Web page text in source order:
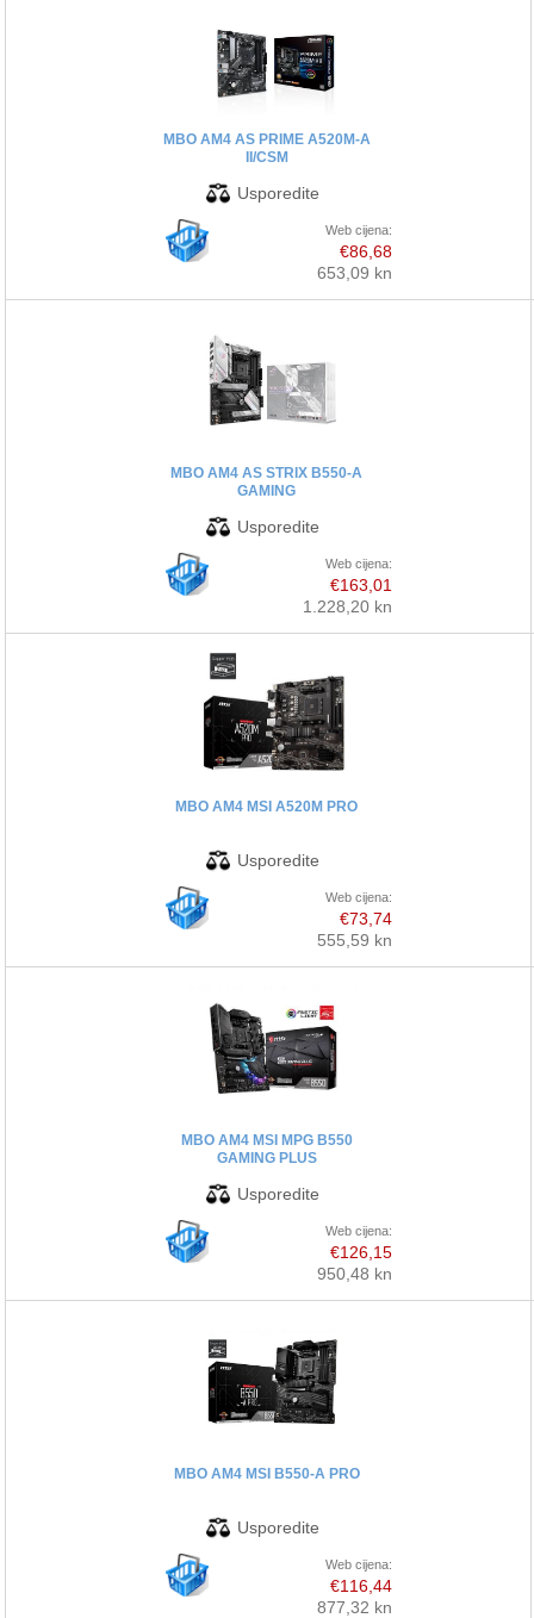
ELEKTRIČNI ROMOBILI/BICIKLI
MBO AM4 AS PRIME A520M-A
II/CSM
Web cijena:
€86,68
653,09 kn
MBO AM4 AS STRIX B550-A
GAMING
Web cijena:
€163,01
1.228,20 kn
MBO AM4 MSI A520M PRO
Web cijena:
€73,74
555,59 kn
MBO AM4 MSI MPG B550
GAMING PLUS
Web cijena:
€126,15
950,48 kn
MBO AM4 MSI B550-A PRO
Web cijena:
€116,44
877,32 kn